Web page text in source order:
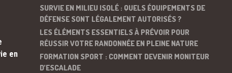
en
SURVIE EN MILIEU ISOLÉ : QUELS ÉQUIPEMENTS DE
DÉFENSE SONT LÉGALEMENT AUTORISÉS ?
LES ÉLÉMENTS ESSENTIELS À PRÉVOIR POUR
RÉUSSIR VOTRE RANDONNÉE EN PLEINE NATURE
FORMATION SPORT : COMMENT DEVENIR MONITEUR
D’ESCALADE